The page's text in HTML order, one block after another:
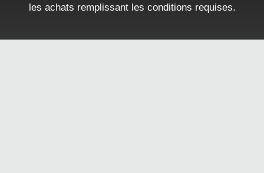
les achats remplissant les conditions requises.